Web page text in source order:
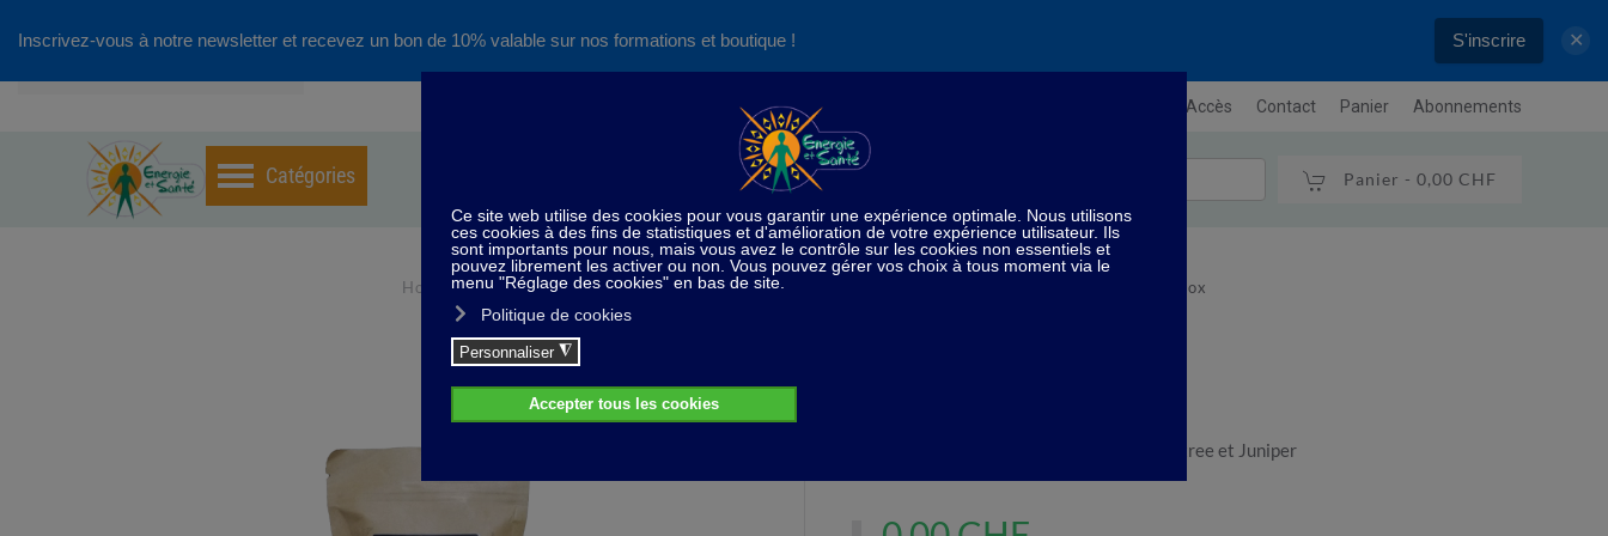
Inscrivez-vous à notre newsletter et recevez un bon de 10% valable sur nos formations et boutique ! S'inscrire ✕
Nos produits succès Plan / Accès Contact Panier Abonnements
Découvrez aussi notre site de
consultations et de formations
Panier - 0,00 CHF
Home Huiles essentielles Cosmétique Sels de bains aux huiles essentielles - Détox
Sels de bains aux huiles essentielles - Détox
Aux huiles essentielles de May chang, tea tree et Juniper